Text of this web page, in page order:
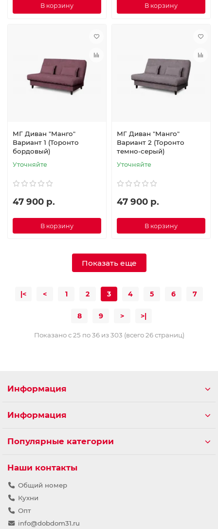
В корзину В корзину
МГ Диван "Манго"
Вариант 1 (Торонто
бордовый)
Уточняйте
47 900 р.
В корзину
МГ Диван "Манго"
Вариант 2 (Торонто
темно-серый)
Уточняйте
47 900 р.
В корзину
Показать еще
|< < 1 2 3 4 5 6 7
8 9 > >|
Показано с 25 по 36 из 303 (всего 26 страниц)
Информация
Информация
Популярные категории
Наши контакты
Общий номер
Кухни
Опт
info@dobdom31.ru